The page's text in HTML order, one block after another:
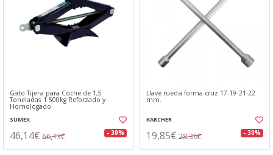
Gato Tijera para Coche de 1,5
Toneladas 1.500kg Reforzado y
Homologado
SUMEX
46,14€ 66,13€ - 30%
Llave rueda forma cruz 17-19-21-22
mm.
KARCHER
19,85€ 28,36€ - 30%